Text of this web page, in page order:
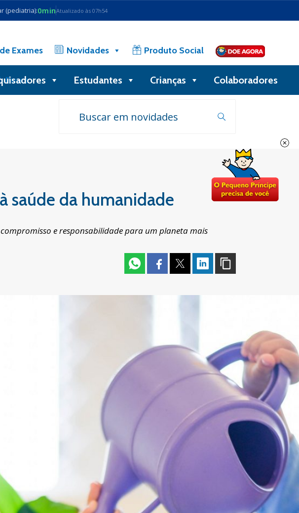
(pediatria):0minAtualizado às 07h54
Exames Novidades Produto Social
Busca Estudantes Crianças Colaboradores
saúde da humanidade
e responsabilidade para um planeta mais